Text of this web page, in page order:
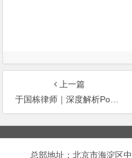
上一篇
于国栋律师｜深度解析Pokémon Go专利案：中国出海软件专利必须规避的101无效风险
文
章
总部地址：北京市海淀区